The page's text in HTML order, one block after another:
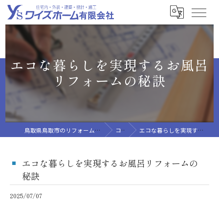
エコな暮らしを実現するお風呂
リフォームの秘訣
鳥取県鳥取市のリフォームならワイズホーム有限会社 コラム エコな暮らしを実現するお風呂リフォームの秘訣
エコな暮らしを実現するお風呂リフォームの
秘訣
2025/07/07